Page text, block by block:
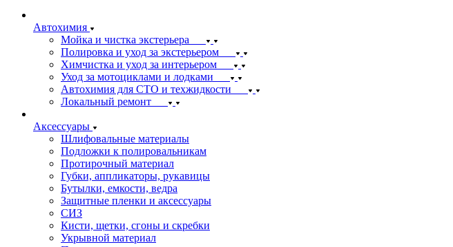
Автохимия
Мойка и чистка экстерьера
Полировка и уход за экстерьером
Химчистка и уход за интерьером
Уход за мотоциклами и лодками
Автохимия для СТО и техжидкости
Локальный ремонт
Аксессуары
Шлифовальные материалы
Подложки к полировальникам
Протирочный материал
Губки, аппликаторы, рукавицы
Бутылки, емкости, ведра
Защитные пленки и аксессуары
СИЗ
Кисти, щетки, сгоны и скребки
Укрывной материал